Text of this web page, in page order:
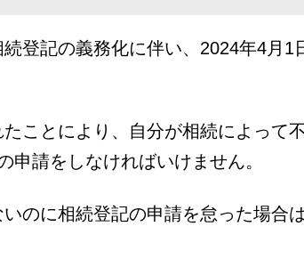
登記の義務化に伴い、2024年4月
ことにより、自分が相続によって
申請をしなければいけません。
のに相続登記の申請を怠った場合